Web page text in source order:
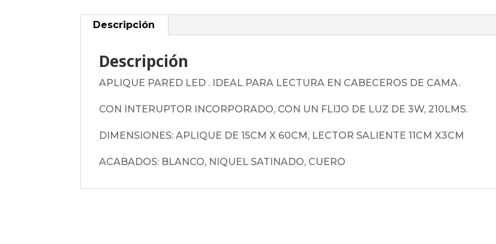
Descripción
Descripción
APLIQUE PARED LED . IDEAL PARA LECTURA EN CABECEROS DE CAMA.
CON INTERUPTOR INCORPORADO, CON UN FLIJO DE LUZ DE 3W, 210LMS.
DIMENSIONES: APLIQUE DE 15CM X 60CM, LECTOR SALIENTE 11CM X3CM
ACABADOS: BLANCO, NIQUEL SATINADO, CUERO